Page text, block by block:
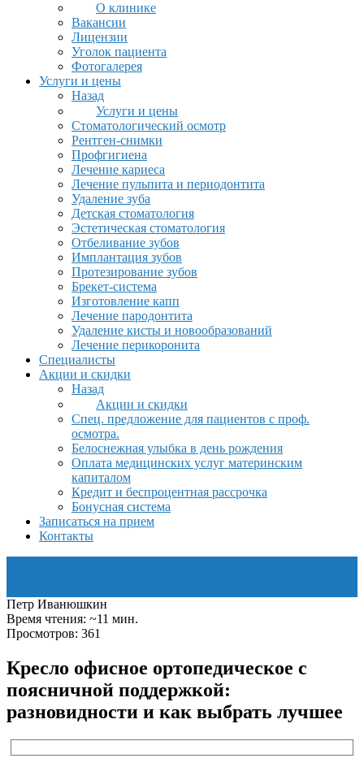
О клинике
Вакансии
Лицензии
Уголок пациента
Фотогалерея
Услуги и цены
Назад
Услуги и цены
Стоматологический осмотр
Рентген-снимки
Профгигиена
Лечение кариеса
Лечение пульпита и периодонтита
Удаление зуба
Детская стоматология
Эстетическая стоматология
Отбеливание зубов
Имплантация зубов
Протезирование зубов
Брекет-система
Изготовление капп
Лечение пародонтита
Удаление кисты и новообразований
Лечение перикоронита
Специалисты
Акции и скидки
Назад
Акции и скидки
Спец. предложение для пациентов с проф.
осмотра.
Белоснежная улыбка в день рождения
Оплата медицинских услуг материнским
капиталом
Кредит и беспроцентная рассрочка
Бонусная система
Записаться на прием
Контакты
Петр Иванюшкин
Время чтения: ~11 мин.
Просмотров: 361
Кресло офисное ортопедическое с
поясничной поддержкой:
разновидности и как выбрать лучшее